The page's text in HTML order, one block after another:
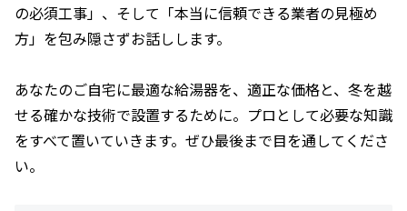
の必須工事」、そして「本当に信頼できる業者の見極め
方」を包み隠さずお話しします。
あなたのご自宅に最適な給湯器を、適正な価格と、冬を越
せる確かな技術で設置するために。プロとして必要な知識
をすべて置いていきます。ぜひ最後まで目を通してくださ
い。